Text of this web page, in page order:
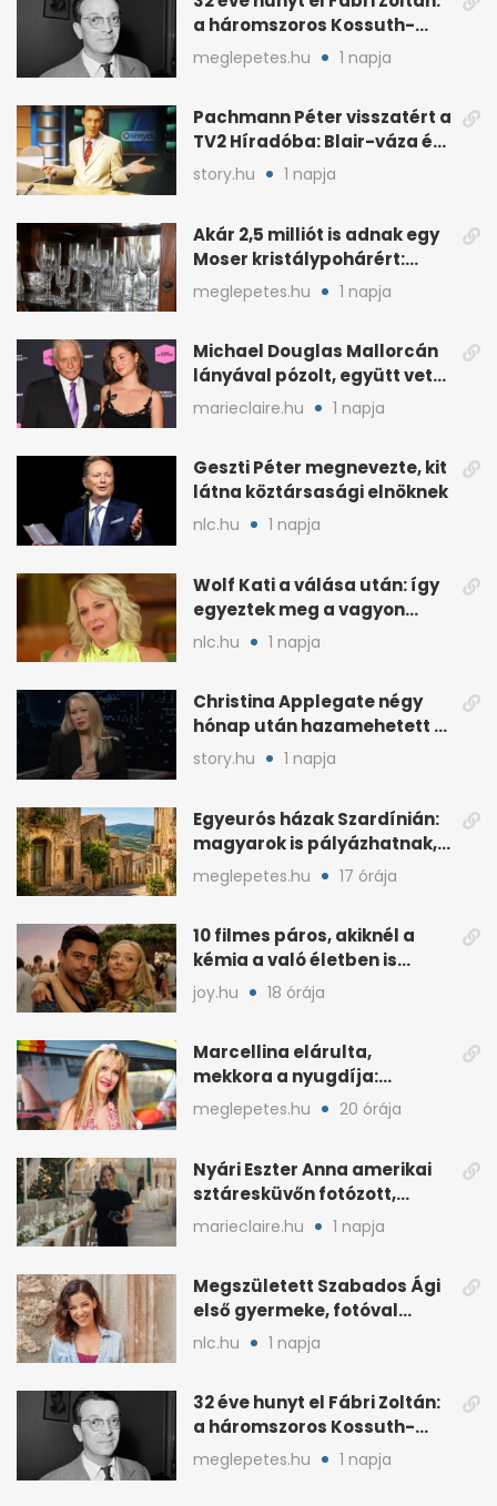
a háromszoros Kossuth-
díjas rendező
meglepetes.hu 1 napja
Pachmann Péter visszatért a
TV2 Híradóba: Blair-váza és
császári kézfogás
story.hu 1 napja
Akár 2,5 milliót is adnak egy
Moser kristálypohárért:
otthon is lapulhat
meglepetes.hu 1 napja
Michael Douglas Mallorcán
lányával pózolt, együtt vette
át az elismerést
marieclaire.hu 1 napja
Geszti Péter megnevezte, kit
látna köztársasági elnöknek
nlc.hu 1 napja
Wolf Kati a válása után: így
egyeztek meg a vagyon
megosztásáról
nlc.hu 1 napja
Christina Applegate négy
hónap után hazamehetett a
kórházból, de hallgatnak az
okokról
story.hu 1 napja
Egyeurós házak Szardínián:
magyarok is pályázhatnak,
de vannak feltételek
meglepetes.hu 17 órája
10 filmes páros, akiknél a
kémia a való életben is
féltékenységet szült
joy.hu 18 órája
Marcellina elárulta,
mekkora a nyugdíja:
„Ötvenezer forint”
meglepetes.hu 20 órája
Nyári Eszter Anna amerikai
sztáresküvőn fotózott,
kisbabája után pár
marieclaire.hu 1 napja
Megszületett Szabados Ági
első gyermeke, fotóval
jelentette be
nlc.hu 1 napja
32 éve hunyt el Fábri Zoltán:
a háromszoros Kossuth-
díjas rendező
meglepetes.hu 1 napja